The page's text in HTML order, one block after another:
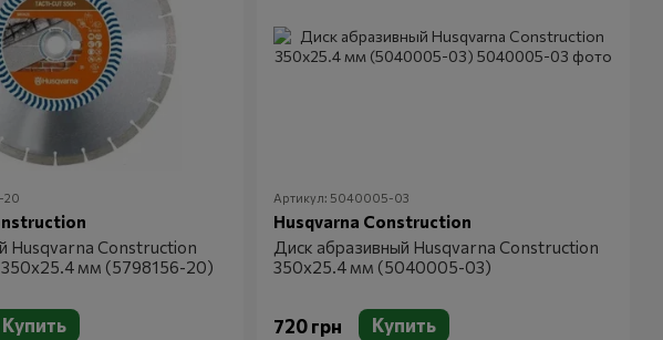
20
Husqvarna Construction
350х25.4 мм (5798156-20)
Купить
Артикул: 5040005-03
Husqvarna Construction
Диск абразивный Husqvarna Construction
350х25.4 мм (5040005-03)
720 грн Купить